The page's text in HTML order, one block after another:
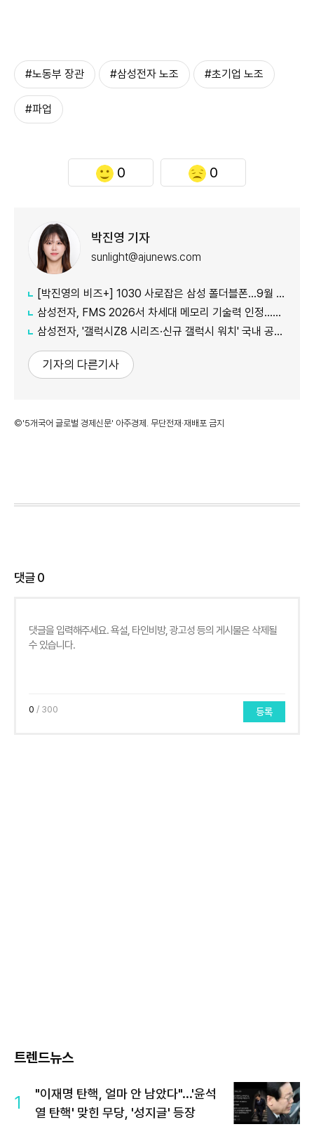
#노동부 장관 #삼성전자 노조 #초기업 노조
#파업
0 0
박진영 기자
sunlight@ajunews.com
[박진영의 비즈+] 1030 사로잡은 삼성 폴더블폰…9월 공개 앞둔 애플 묘수는
삼성전자, FMS 2026서 차세대 메모리 기술력 인정…2개 부문 수상
삼성전자, '갤럭시Z8 시리즈·신규 갤럭시 워치' 국내 공식 출시
기자의 다른기사
©'5개국어 글로벌 경제신문' 아주경제. 무단전재·재배포 금지
댓글0
0 / 300 등록
트렌드뉴스
1
"이재명 탄핵, 얼마 안 남았다"...'윤석
열 탄핵' 맞힌 무당, '성지글' 등장